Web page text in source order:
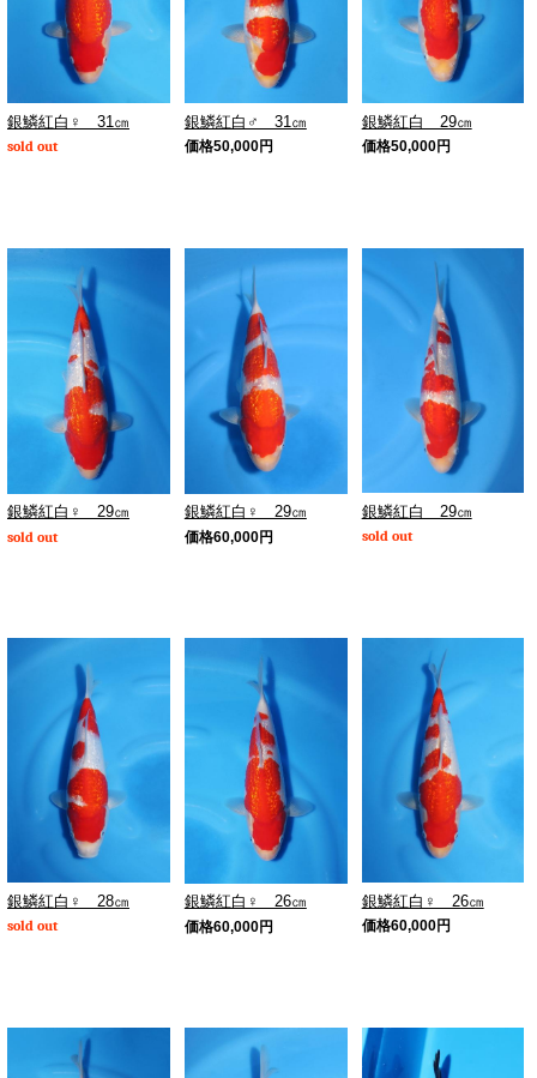
銀鱗紅白♀ 31㎝
sold out
銀鱗紅白♂ 31㎝
価格50,000円
銀鱗紅白 29㎝
価格50,000円
銀鱗紅白♀ 29㎝
sold out
銀鱗紅白♀ 29㎝
価格60,000円
銀鱗紅白 29㎝
sold out
銀鱗紅白♀ 28㎝
sold out
銀鱗紅白♀ 26㎝
価格60,000円
銀鱗紅白♀ 26㎝
価格60,000円